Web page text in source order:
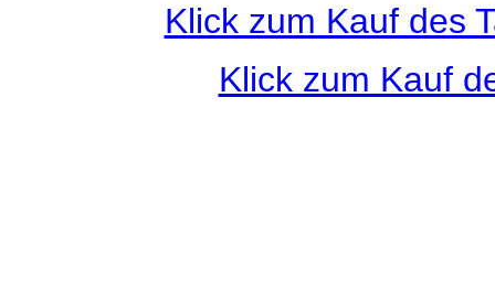
Klick zum Kauf des
Klick zum Kauf